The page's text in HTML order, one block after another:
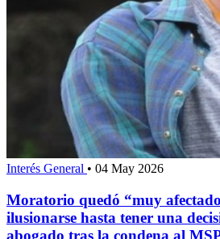
Interés General • 04 May 2026
Moratorio quedó “muy
ilusionarse hasta tener una
abogado tras la condena al